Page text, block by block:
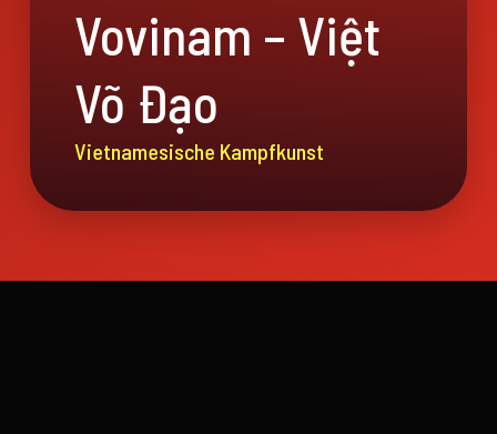
Vovinam – Việt
Võ Đạo
Vietnamesische Kampfkunst